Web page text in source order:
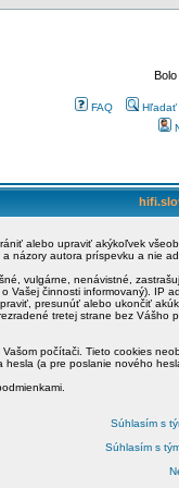
FAQ Hľadať
alebo upraviť akýkoľvek
názory autora príspevku a nie
vulgárne, nenávistné,
Vašej činnosti informovaný).
presunúť alebo ukončiť
tretej strane bez Vášho
počítači. Tieto cookies
(a pre poslanie nového
Súhlasím s
Súhlasím s